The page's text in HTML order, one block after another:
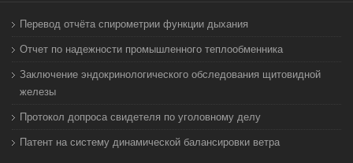
Перевод отчёта спирометрии функции дыхания
Отчет по надежности промышленного теплообменника
Заключение эндокринологического обследования щитовидной
железы
Протокол допроса свидетеля по уголовному делу
Патент на систему динамической балансировки ветра